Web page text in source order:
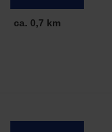
ca. 0,7 km